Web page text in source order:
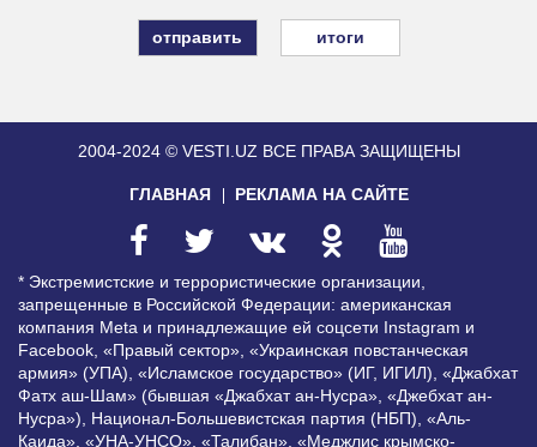
итоги
2004-2024 © VESTI.UZ ВСЕ ПРАВА ЗАЩИЩЕНЫ
ГЛАВНАЯ РЕКЛАМА НА САЙТЕ
* Экстремистские и террористические организации,
запрещенные в Российской Федерации: американская
компания Meta и принадлежащие ей соцсети Instagram и
Facebook, «Правый сектор», «Украинская повстанческая
армия» (УПА), «Исламское государство» (ИГ, ИГИЛ), «Джабхат
Фатх аш-Шам» (бывшая «Джабхат ан-Нусра», «Джебхат ан-
Нусра»), Национал-Большевистская партия (НБП), «Аль-
Каида», «УНА-УНСО», «Талибан», «Меджлис крымско-